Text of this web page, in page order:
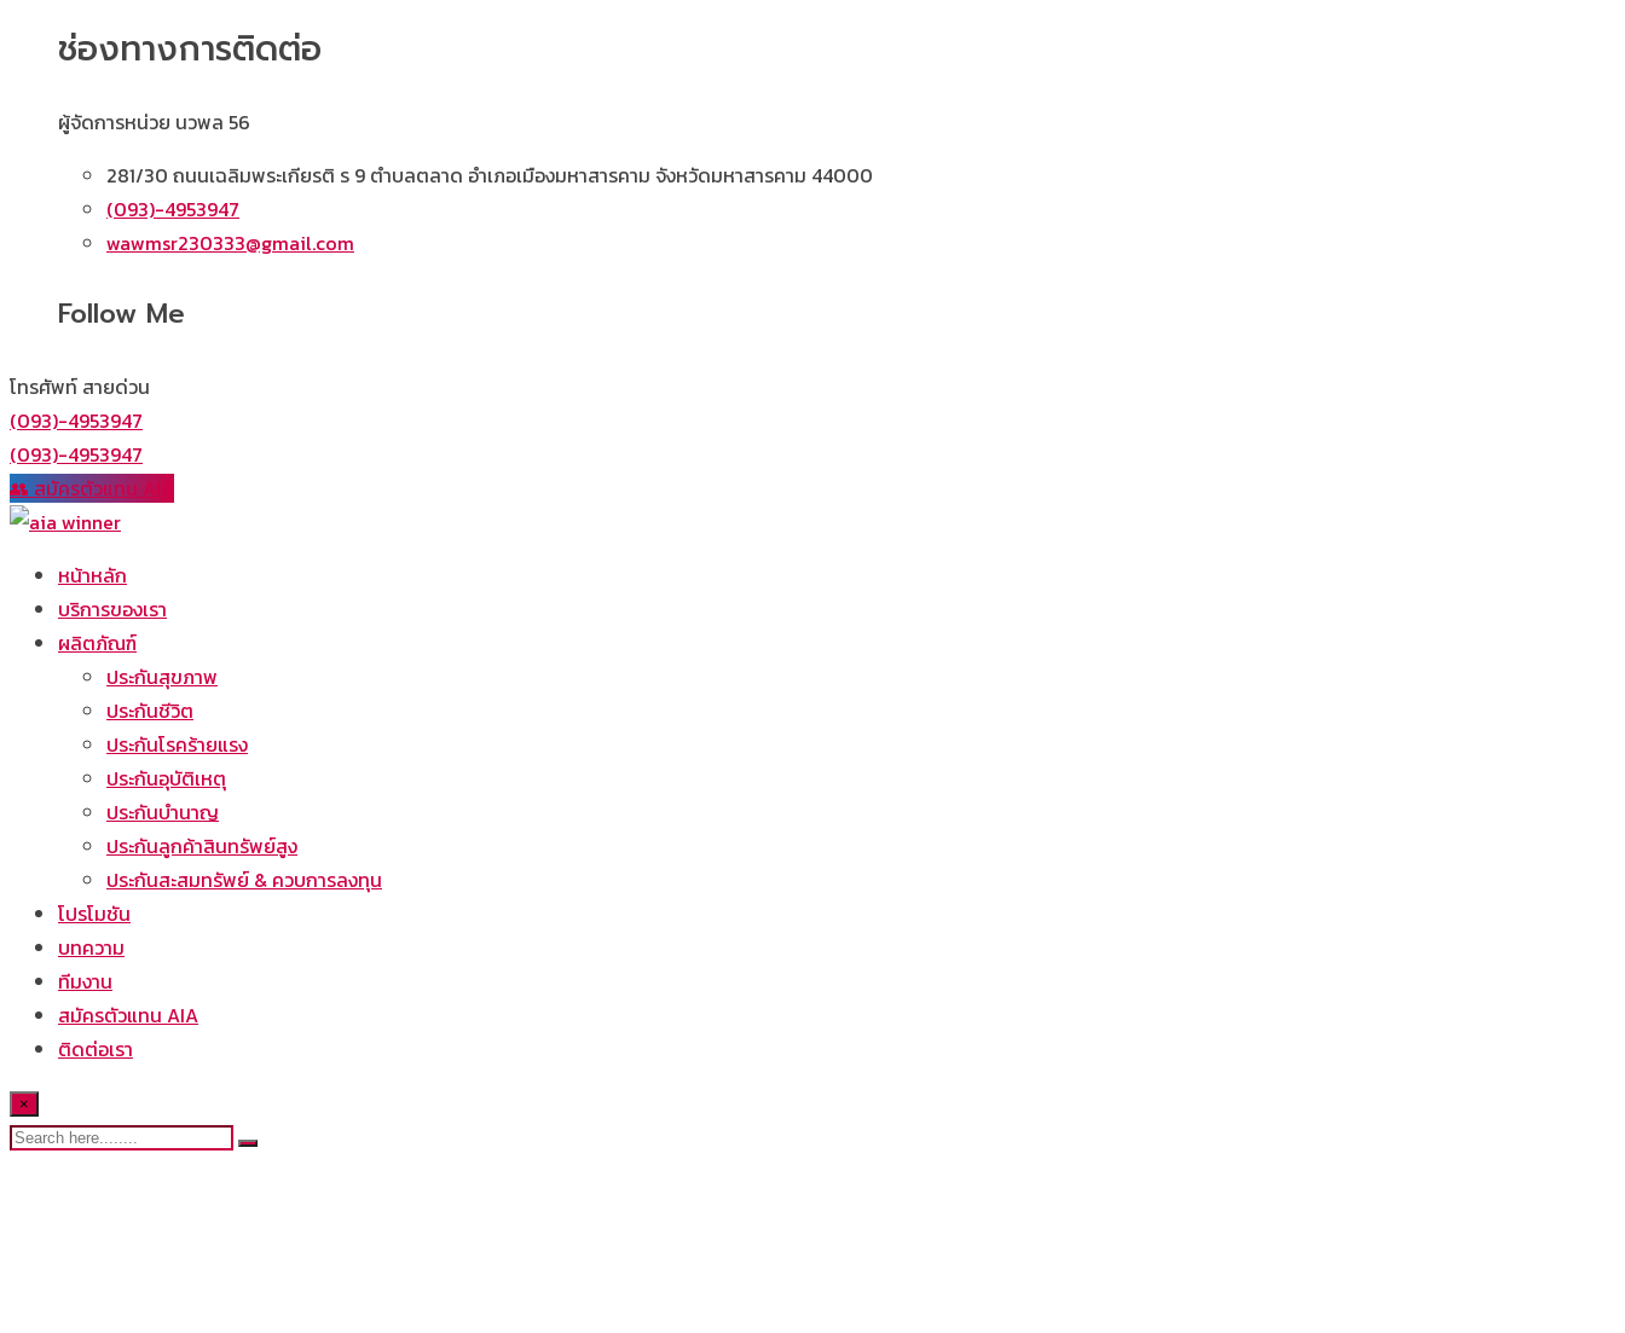
ช่องทางการติดต่อ
ผู้จัดการหน่วย นวพล 56
281/30 ถนนเฉลิมพระเกียรติ ร 9 ตำบลตลาด อำเภอเมืองมหาสารคาม จังหวัดมหาสารคาม 44000
(093)-4953947
wawmsr230333@gmail.com
Follow Me
โทรศัพท์ สายด่วน
(093)-4953947
(093)-4953947
👥 สมัครตัวแทน AIA
หน้าหลัก
บริการของเรา
ผลิตภัณฑ์
ประกันสุขภาพ
ประกันชีวิต
ประกันโรคร้ายแรง
ประกันอุบัติเหตุ
ประกันบำนาญ
ประกันลูกค้าสินทรัพย์สูง
ประกันสะสมทรัพย์ & ควบการลงทุน
โปรโมชัน
บทความ
ทีมงาน
สมัครตัวแทน AIA
ติดต่อเรา
×